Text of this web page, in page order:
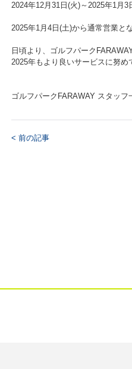
2024年12月31日(火)～2025年1月3
2025年1月4日(土)から通常営業と
日頃より、ゴルフパーク
2025年もより良いサービスに努め
ゴルフパークFARAWAY スタッフ
< 前の記事